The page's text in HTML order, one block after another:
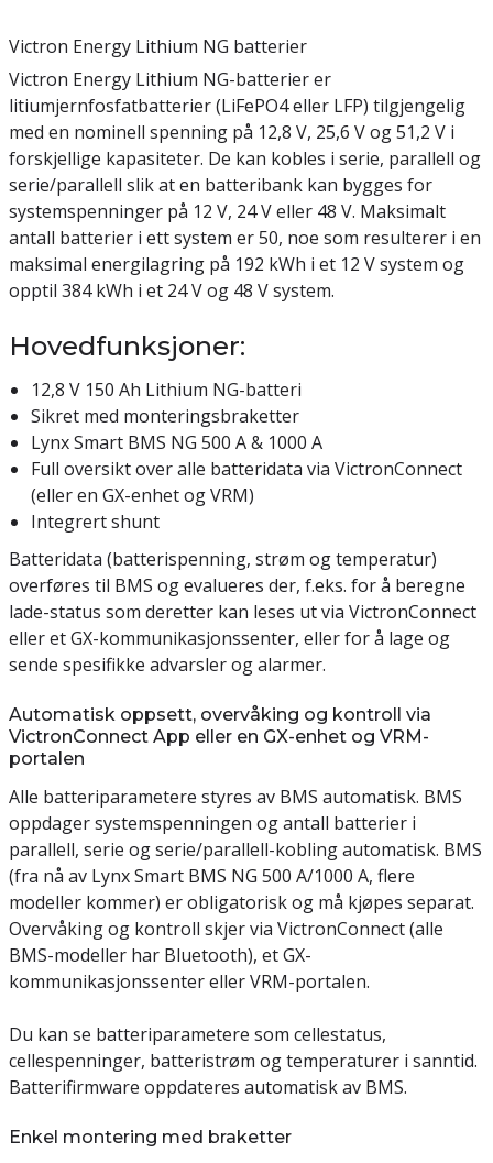
Victron Energy Lithium NG batterier
Victron Energy Lithium NG-batterier er
litiumjernfosfatbatterier (LiFePO4 eller LFP) tilgjengelig
med en nominell spenning på 12,8 V, 25,6 V og 51,2 V i
forskjellige kapasiteter. De kan kobles i serie, parallell og
serie/parallell slik at en batteribank kan bygges for
systemspenninger på 12 V, 24 V eller 48 V. Maksimalt
antall batterier i ett system er 50, noe som resulterer i en
maksimal energilagring på 192 kWh i et 12 V system og
opptil 384 kWh i et 24 V og 48 V system.
Hovedfunksjoner:
12,8 V 150 Ah Lithium NG-batteri
Sikret med monteringsbraketter
Lynx Smart BMS NG 500 A & 1000 A
Full oversikt over alle batteridata via VictronConnect
(eller en GX-enhet og VRM)
Integrert shunt
Batteridata (batterispenning, strøm og temperatur)
overføres til BMS og evalueres der, f.eks. for å beregne
lade-status som deretter kan leses ut via VictronConnect
eller et GX-kommunikasjonssenter, eller for å lage og
sende spesifikke advarsler og alarmer.
Automatisk oppsett, overvåking og kontroll via
VictronConnect App eller en GX-enhet og VRM-
portalen
Alle batteriparametere styres av BMS automatisk. BMS
oppdager systemspenningen og antall batterier i
parallell, serie og serie/parallell-kobling automatisk. BMS
(fra nå av Lynx Smart BMS NG 500 A/1000 A, flere
modeller kommer) er obligatorisk og må kjøpes separat.
Overvåking og kontroll skjer via VictronConnect (alle
BMS-modeller har Bluetooth), et GX-
kommunikasjonssenter eller VRM-portalen.
Du kan se batteriparametere som cellestatus,
cellespenninger, batteristrøm og temperaturer i sanntid.
Batterifirmware oppdateres automatisk av BMS.
Enkel montering med braketter